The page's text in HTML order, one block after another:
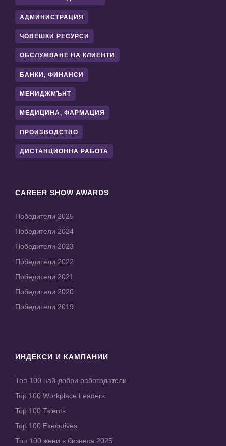
АДМИНИСТРАЦИЯ
ЧОВЕШКИ РЕСУРСИ
ОБСЛУЖВАНЕ НА КЛИЕНТИ
БАНКИ, ФИНАНСИ
МЕНИДЖМЪНТ
МЕДИЦИНА, ФАРМАЦИЯ
ПРОИЗВОДСТВО
ДИСТАНЦИОННА РАБОТА
CAREER SHOW AWARDS
Победители 2025
Победители 2024
Победители 2023
Победители 2022
Победители 2021
Победители 2020
Победители 2019
ИНДЕКСИ И КАМПАНИИ
Топ 100 най-добри работодатели
Top 100 Workplace Leaders
Top 100 Talents
Top 100 Executives
Топ 100 жени в бизнеса 2025